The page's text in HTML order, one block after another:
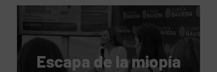
Escapa de la miopía